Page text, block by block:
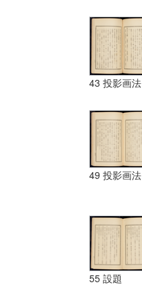
43 投影画法
49 投影画法
55 設題